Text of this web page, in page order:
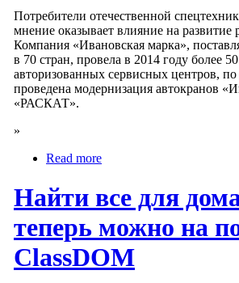
Потребители отечественной
мнение оказывает влияние на
Компания «Ивановская марка»,
в 70 стран, провела в 2014 году более
авторизованных сервисных центров, по
проведена модернизация автокранов
«РАСКАТ».
»
Read more
Найти все для
теперь можно на
ClassDOM